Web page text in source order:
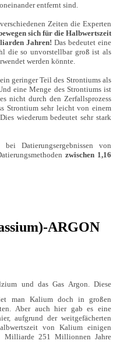
entfernt sind.
Zeiten die Experten
sich für die Halbwertszeit
Jahren! Das bedeutet eine
die so unvorstellbar groß ist als
werden könnte.
geringer Teil des Strontiums als
eine Menge des Strontiums ist
nicht durch den Zerfallsprozess
Strontium sehr leicht von einem
wiederum bedeutet sehr stark
Datierungsergebnissen von
zwischen 1,16
ARGON
und das Gas Argon. Diese
man Kalium doch in großen
Aber auch hier gab es eine
aufgrund der weitgefächerten
von Kalium einigen
Milliarde 251 Millionnen Jahre